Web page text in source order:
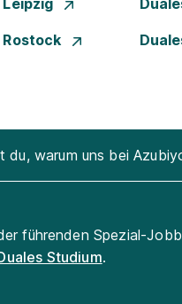
du, warum uns bei
führenden Spezial-
Studium.